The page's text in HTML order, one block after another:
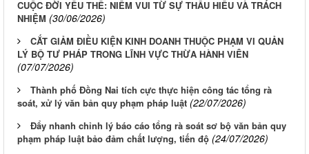
CUỘC ĐỜI YẾU THẾ: NIỀM VUI TỪ SỰ THẤU HIỂU VÀ TRÁCH
NHIỆM (30/06/2026)
CẮT GIẢM ĐIỀU KIỆN KINH DOANH THUỘC PHẠM VI QUẢN
LÝ BỘ TƯ PHÁP TRONG LĨNH VỰC THỪA HÀNH VIÊN
(07/07/2026)
Thành phố Đồng Nai tích cực thực hiện công tác tổng rà
soát, xử lý văn bản quy phạm pháp luật (22/07/2026)
Đẩy nhanh chỉnh lý báo cáo tổng rà soát sơ bộ văn bản quy
phạm pháp luật bảo đảm chất lượng, tiến độ (24/07/2026)